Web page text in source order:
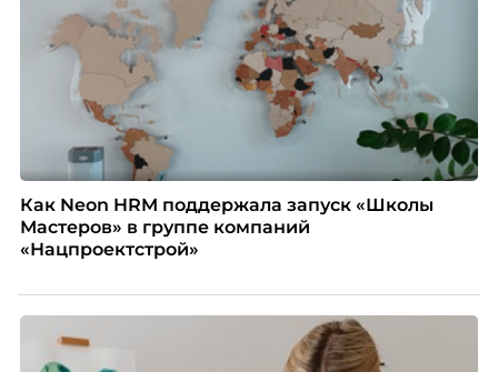
Как Neon HRM поддержала запуск «Школы
Мастеров» в группе компаний
«Нацпроектстрой»